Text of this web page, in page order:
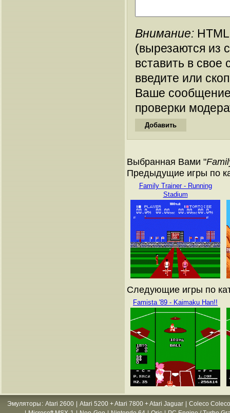
Внимание:
(вырезаются из
вставить в
введите или
Ваше
проверки
Выбранная Вами "
Предыдущие игры по
Family Trainer - Running
Stadium
Следующие игры по
Famista '89 - Kaimaku Han!!
Эмуляторы : Atari 2600 Atari 5200 + Atari 7800 + Atari Jaguar
Coleco